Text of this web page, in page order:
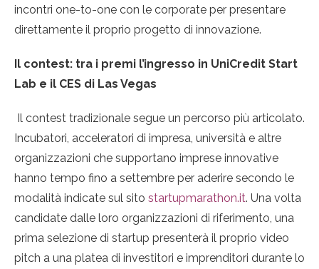
incontri one-to-one con le corporate per presentare
direttamente il proprio progetto di innovazione.
Il contest: tra i premi l’ingresso in UniCredit Start
Lab e il CES di Las Vegas
Il contest tradizionale segue un percorso più articolato.
Incubatori, acceleratori di impresa, università e altre
organizzazioni che supportano imprese innovative
hanno tempo fino a settembre per aderire secondo le
modalità indicate sul sito startupmarathon.it. Una volta
candidate dalle loro organizzazioni di riferimento, una
prima selezione di startup presenterà il proprio video
pitch a una platea di investitori e imprenditori durante lo